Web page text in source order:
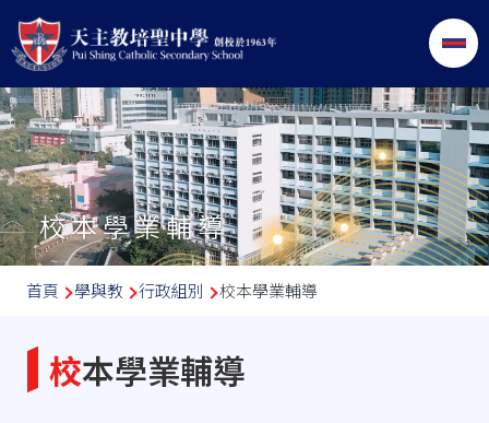
移至主內容
校本學業輔導
導
連
結
首頁 學與教 行政組別 校本學業輔導
校本學業輔導